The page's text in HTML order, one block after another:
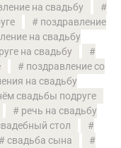
на свадьбу
поздравление
на свадьбу
на свадьбу
поздравление со
на свадьбу
свадьбы подруге
речь на свадьбу
стол
свадьба сына